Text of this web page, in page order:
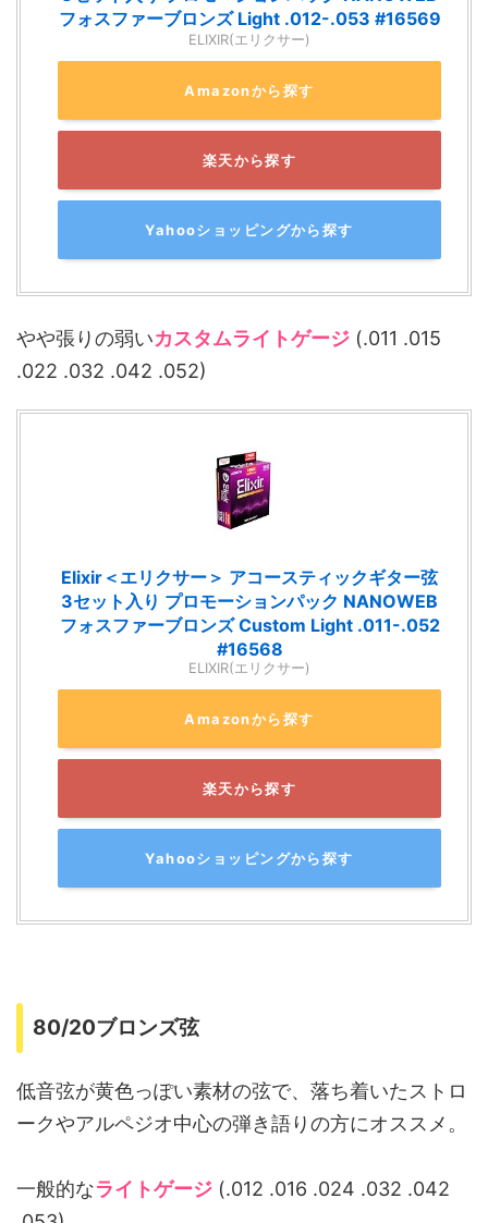
フォスファーブロンズ Light .012-.053 #16569
ELIXIR(エリクサー)
Amazonから探す
楽天から探す
Yahooショッピングから探す
やや張りの弱いカスタムライトゲージ (.011 .015
.022 .032 .042 .052)
Elixir＜エリクサー＞ アコースティックギター弦
3セット入り プロモーションパック NANOWEB
フォスファーブロンズ Custom Light .011-.052
#16568
ELIXIR(エリクサー)
Amazonから探す
楽天から探す
Yahooショッピングから探す
80/20ブロンズ弦
低音弦が黄色っぽい素材の弦で、落ち着いたストロ
ークやアルペジオ中心の弾き語りの方にオススメ。
一般的なライトゲージ (.012 .016 .024 .032 .042